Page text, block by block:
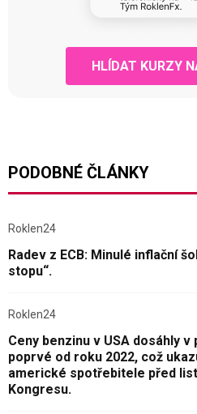
HLÍDAT KURZY
PODOBNÉ ČLÁNKY
Roklen24
Radev z ECB: Minulé inflační
stopu“.
Roklen24
Ceny benzinu v USA dosáhly
poprvé od roku 2022, což
americké spotřebitele před
Kongresu.